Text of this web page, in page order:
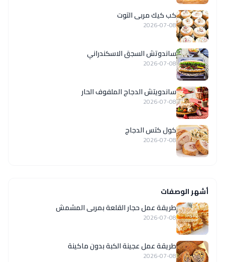
كب كيك مربى التوت
2026-07-08
ساندوتش السجق الاسكندراني
2026-07-08
ساندويتش الدجاج الملفوف الحار
2026-07-08
كول كتس الدجاج
2026-07-08
أشهر الوصفات
طريقة عمل حجار القلعة بمربى المشمش
2026-07-08
طريقة عمل عجينة الكبة بدون ماكينة
2026-07-08